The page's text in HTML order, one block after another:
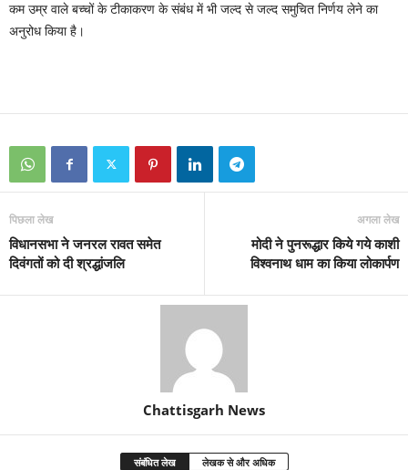
कम उम्र वाले बच्चों के टीकाकरण के संबंध में भी जल्द से जल्द समुचित निर्णय लेने का
अनुरोध किया है।
पिछला लेख
विधानसभा ने जनरल रावत समेत
दिवंगतों को दी श्रद्धांजलि
अगला लेख
मोदी ने पुनरूद्धार किये गये काशी
विश्वनाथ धाम का किया लोकार्पण
Chattisgarh News
संबंधित लेख लेखक से और अधिक